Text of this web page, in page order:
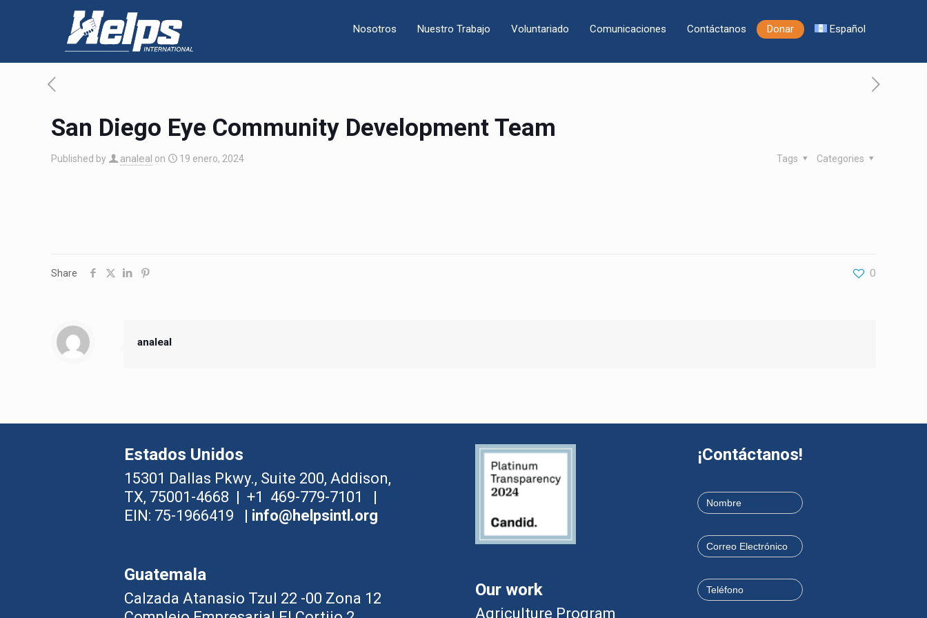
Nosotros Nuestro Trabajo Voluntariado Comunicaciones Contáctanos Donar Español
San Diego Eye Community Development Team
Published by analeal on 19 enero, 2024 Categories
Tags
Share 0
analeal
Estados Unidos
15301 Dallas Pkwy., Suite 200, Addison,
TX, 75001-4668 | +1 469-779-7101 |
EIN: 75-1966419 | info@helpsintl.org
Guatemala
Calzada Atanasio Tzul 22 -00 Zona 12
Our work
Agriculture Program
¡Contáctanos!
Nombre
Correo Electrónico
Teléfono
eres
humano,
este
en
blanco.